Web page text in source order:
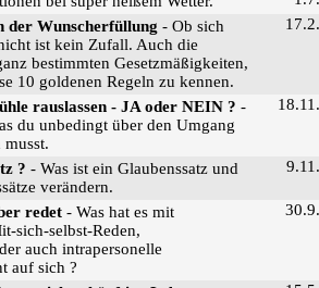
der Wunscherfüllung - Ob sich
ist kein Zufall. Auch die
bestimmten Gesetzmäßigkeiten,
10 goldenen Regeln zu kennen.
rauslassen - JA oder NEIN ? -
du unbedingt über den Umgang
? - Was ist ein Glaubenssatz und
verändern.
redet - Was hat es mit
sich-selbst-Reden,
auch intrapersonelle
auf sich ?